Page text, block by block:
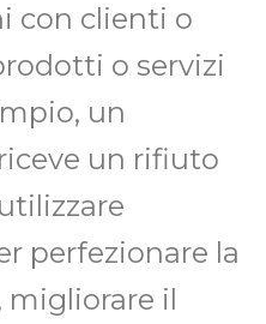
con clienti o
o servizi
un
un rifiuto
perfezionare la
migliorare il